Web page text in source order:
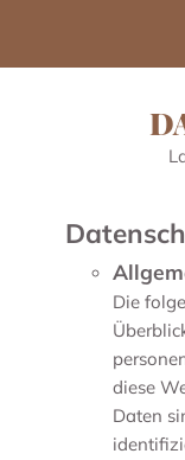
Die
diese
Daten